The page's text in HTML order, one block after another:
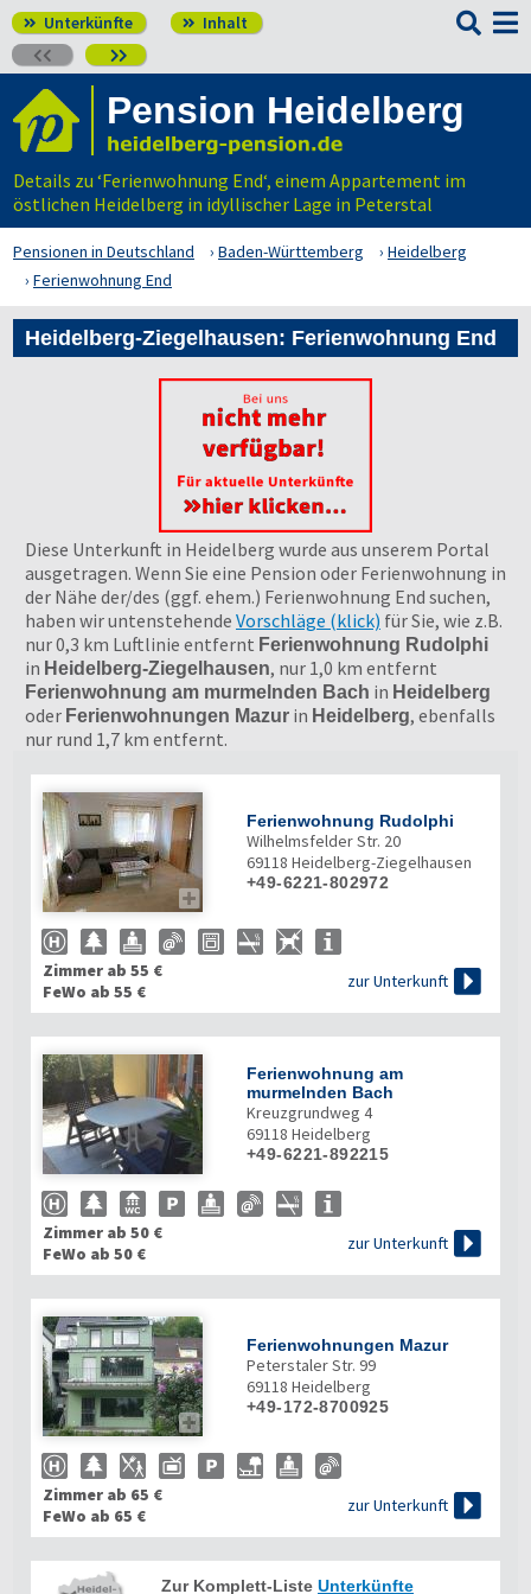
 Unterkünfte  Inhalt
 

Pension Heidelberg
Details zu ‘Ferienwohnung End‘, einem Appartement im
östlichen Heidelberg in idyllischer Lage in Peterstal
Pensionen in Deutschland Baden-Württemberg
Heidelberg
Ferienwohnung End
Heidelberg-Ziegelhausen: Ferienwohnung End
Diese Unterkunft in Heidelberg wurde aus unserem Portal
ausgetragen. Wenn Sie eine Pension oder Ferienwohnung in
der Nähe der/des (ggf. ehem.) Ferienwohnung End suchen,
haben wir untenstehende Vorschläge (klick) für Sie, wie z.B.
nur 0,3 km Luftlinie entfernt Ferienwohnung Rudolphi
in Heidelberg-Ziegelhausen, nur 1,0 km entfernt
Ferienwohnung am murmelnden Bach in Heidelberg
oder Ferienwohnungen Mazur in Heidelberg, ebenfalls
nur rund 1,7 km entfernt.

Ferienwohnung Rudolphi
Wilhelmsfelder Str. 20
69118 Heidelberg-Ziegelhausen
+49-6221-802972
Zimmer ab 55 €
FeWo ab 55 €
zur Unterkunft 
Ferienwohnung am
murmelnden Bach
Kreuzgrundweg 4
69118 Heidelberg
+49-6221-892215
Zimmer ab 50 €
FeWo ab 50 €
zur Unterkunft 

Ferienwohnungen Mazur
Peterstaler Str. 99
69118 Heidelberg
+49-172-8700925
Zimmer ab 65 €
FeWo ab 65 €
zur Unterkunft 
Zur Komplett-Liste Unterkünfte